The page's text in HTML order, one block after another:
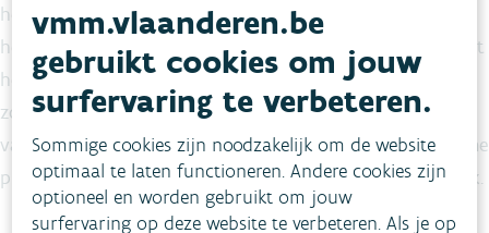
hermeandering belangrijk. De afwisseling van zacht
hellende binnenbochten en steilere buitenbochten herstelt
het stromend karakter. Dit heeft een positief effect op
zowel de structuurkwaliteit als de ecologische kwaliteit
van het water. Hierdoor ontstaan er kansen voor zeldzame
planten en vissen, zoals de Europees beschermde beekprik.
vmm.vlaanderen.be
gebruikt cookies om jouw
surfervaring te verbeteren.
Sommige cookies zijn noodzakelijk om de website
optimaal te laten functioneren. Andere cookies zijn
optioneel en worden gebruikt om jouw
surfervaring op deze website te verbeteren. Als je op